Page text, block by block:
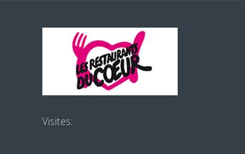
Visites: